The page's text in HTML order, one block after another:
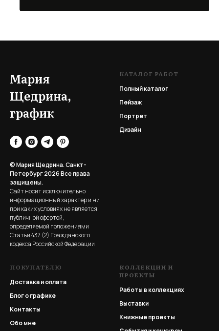
Мария
Щедрина,
график
© Мария Щедрина. Санкт-
Петербург 2026Все права
защищены.
Сайт носит исключительно
информационный характер и ни
при каких условиях не является
публичной офертой,
определяемой положениями
Статьи 437 (2) Гражданского
кодекса Российской Федерации
КАТАЛОГ РАБОТ
Полный каталог
Пейзаж
Портрет
Дизайн
ПОКУПАТЕЛЮ
Доставка и оплата
Блог о графике
Контакты
Обо мне
КОЛЛЕКЦИИ И
ПРОЕКТЫ
Работы в коллекциях
Выставки
Книжные проекты